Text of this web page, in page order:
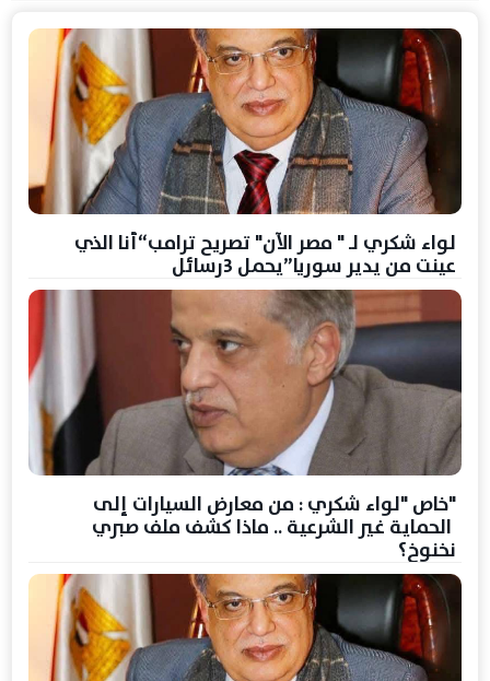
لواء شكري لـ " مصر الآن" تصريح ترامب“أنا الذي
عينت من يدير سوريا”يحمل 3رسائل
"خاص "لواء شكري : من معارض السيارات إلى
الحماية غير الشرعية .. ماذا كشف ملف صبري
نخنوخ؟